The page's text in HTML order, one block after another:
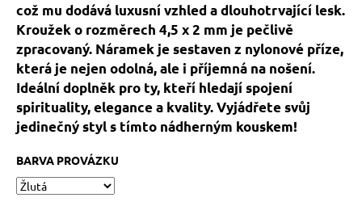
což mu dodává luxusní vzhled a dlouhotrvající lesk.
Kroužek o rozměrech 4,5 x 2 mm je pečlivě
zpracovaný. Náramek je sestaven z nylonové příze,
která je nejen odolná, ale i příjemná na nošení.
Ideální doplněk pro ty, kteří hledají spojení
spirituality, elegance a kvality. Vyjádřete svůj
jedinečný styl s tímto nádherným kouskem!
BARVA PROVÁZKU
D
o
p
o
r
u
č
u
j
e